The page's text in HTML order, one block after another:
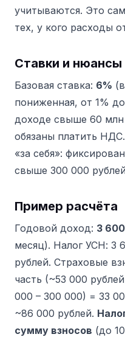
учитываются. Это
тех, у кого расходы
Ставки и нюансы
Базовая ставка: 6%
пониженная, от 1%
доходе свыше 60
обязаны платить
«за себя»:
свыше 300 000
Пример расчёта
Годовой доход: 3
месяц). Налог УСН: 3
рублей. Страховые
часть (~53 000
000 – 300 000) = 33
~86 000 рублей.
сумму взносов (до